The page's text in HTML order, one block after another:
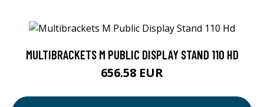
MULTIBRACKETS M PUBLIC DISPLAY STAND 110 HD
656.58 EUR